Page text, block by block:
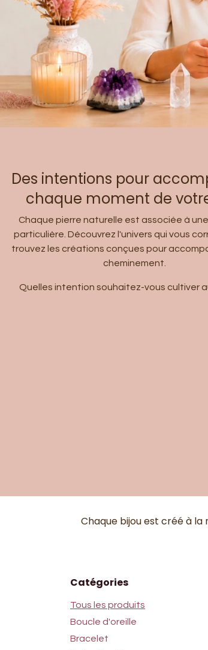
Des intentions pour
chaque moment de
Chaque pierre naturelle est associée à
particulière. Découvrez l'univers qui vous
trouvez les créations conçues pour
cheminement.
Quelles intention souhaitez-vous cultiver
Chaque bijou est créé à
Catégories
Tous les produits
Boucle d'oreille
Bracelet